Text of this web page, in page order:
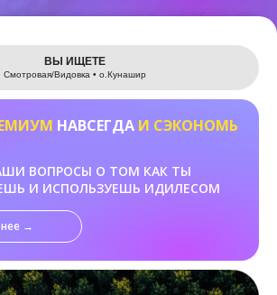
Leaflet
ВЫ ИЩЕТЕ
Смотровая/Видовка • о.Кунашир
НАВСЕГДА И СЭКОНОМЬ
ВОПРОСЫ О ТОМ КАК ТЫ
И ИСПОЛЬЗУЕШЬ ИДИЛЕСОМ
→